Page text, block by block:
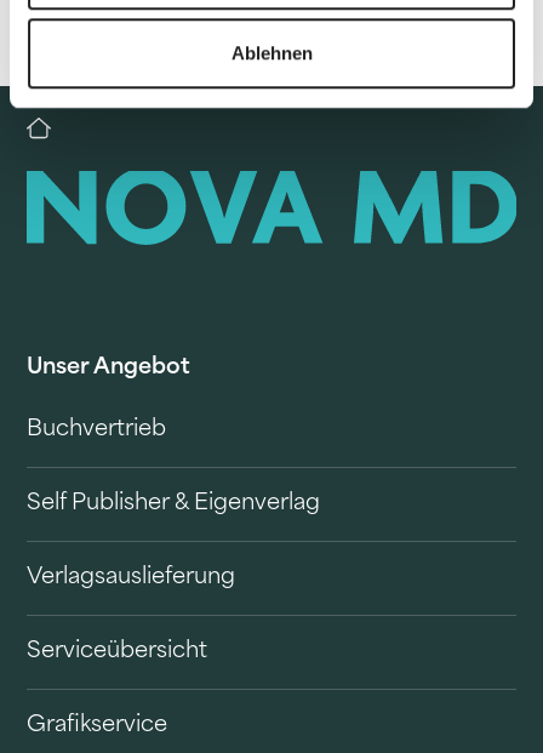
Ablehnen
Unser Angebot
Buchvertrieb
Self Publisher & Eigenverlag
Verlagsauslieferung
Serviceübersicht
Grafikservice